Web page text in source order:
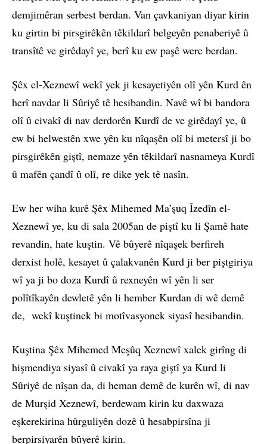
demjimêran serbest berdan. Van çavkaniyan diyar kirin
ku girtin bi pirsgirêkên têkildarî belgeyên penaberiyê û
transîtê ve girêdayî ye, berî ku ew paşê were berdan.
Şêx el-Xeznewî wekî yek ji kesayetiyên olî yên Kurd ên
herî navdar li Sûriyê tê hesibandin. Navê wî bi bandora
olî û civakî di nav derdorên Kurdî de ve girêdayî ye, û
ew bi helwestên xwe yên ku nîqaşên olî bi metersî ji bo
pirsgirêkên giştî, nemaze yên têkildarî nasnameya Kurdî
û mafên çandî û olî, re dike yek tê nasîn.
Ew her wiha kurê Şêx Mihemed Ma’şuq Îzedîn el-
Xeznewî ye, ku di sala 2005an de piştî ku li Şamê hate
revandin, hate kuştin. Vê bûyerê nîqaşek berfireh
derxist holê, kesayet û çalakvanên Kurd ji ber piştgiriya
wî ya ji bo doza Kurdî û rexneyên wî yên li ser
polîtîkayên dewletê yên li hember Kurdan di wê demê
de, wekî kuştinek bi motîvasyonek siyasî hesibandin.
Kuştina Şêx Mihemed Meşûq Xeznewî xalek girîng di
hişmendiya siyasî û civakî ya raya giştî ya Kurd li
Sûriyê de nîşan da, di heman demê de kurên wî, di nav
de Murşid Xeznewî, berdewam kirin ku daxwaza
eşkerekirina hûrguliyên dozê û hesabpirsîna ji
berpirsiyarên bûyerê kirin.